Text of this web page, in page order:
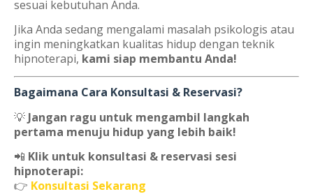
sesuai kebutuhan Anda.
Jika Anda sedang mengalami masalah psikologis atau
ingin meningkatkan kualitas hidup dengan teknik
hipnoterapi, kami siap membantu Anda!
Bagaimana Cara Konsultasi & Reservasi?
💡 Jangan ragu untuk mengambil langkah
pertama menuju hidup yang lebih baik!
📲 Klik untuk konsultasi & reservasi sesi
hipnoterapi:
👉 Konsultasi Sekarang